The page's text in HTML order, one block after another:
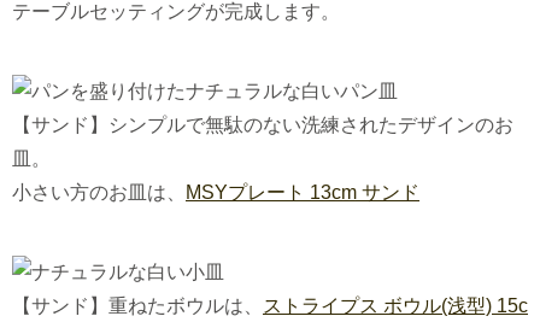
テーブルセッティングが完成します。
【サンド】シンプルで無駄のない洗練されたデザインのお
皿。
小さい方のお皿は、
MSYプレート 13cm サンド
【サンド】重ねたボウルは、
ストライプス ボウル(浅型) 15c